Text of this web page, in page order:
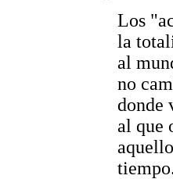
Los
la
al
no
donde
al que